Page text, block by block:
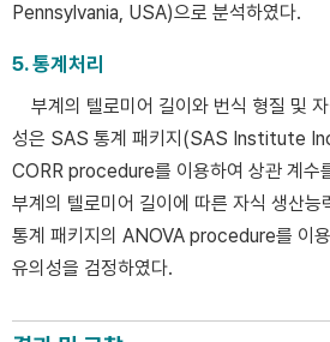
Pennsylvania, USA)으로 분석하였다.
5. 통계처리
부계의 텔로미어 길이와 번식 형질 및
성은 SAS 통계 패키지(SAS Institute
CORR procedure를 이용하여 상관 계수
부계의 텔로미어 길이에 따른 자식 생산능
통계 패키지의 ANOVA procedure를 이용
유의성을 검정하였다.